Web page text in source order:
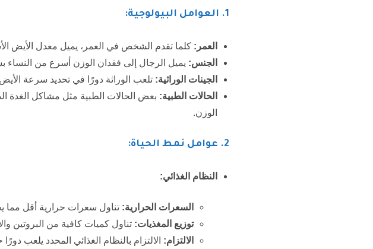
1. العوامل البيولوجية:
العمر: كلما تقدم الشخص في العمر، يميل معدل الأيض
الجنس: يميل الرجال إلى فقدان الوزن أسرع من النساء
الجينات الوراثية: تلعب الوراثة دورًا في تحديد سرعة
الحالات الطبية: بعض الحالات الطبية مثل مشاكل الغدة
الوزن.
2. عوامل نمط الحياة:
النظام الغذائي:
السعرات الحرارية: تناول سعرات حرارية أقل مما
توزيع المغذيات: تناول كميات كافية من البروتين
الالتزام: الالتزام بالنظام الغذائي المحدد يلعب